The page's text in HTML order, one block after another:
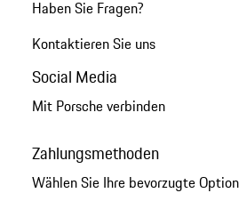
Haben Sie Fragen?
Kontaktieren Sie uns
Social Media
Mit Porsche verbinden
Zahlungsmethoden
Wählen Sie Ihre bevorzugte Option